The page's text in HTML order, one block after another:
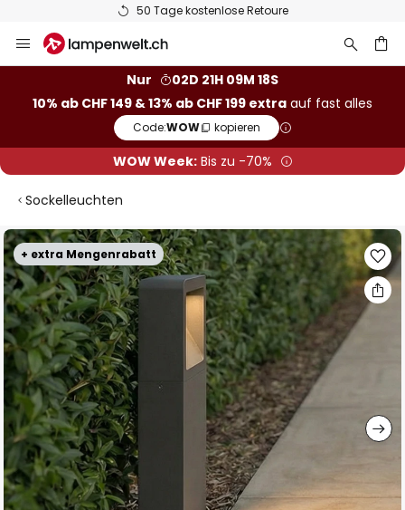
50 Tage kostenlose Retoure
Inhalt
Nur
02D 21H 09M 17S
10% ab CHF 149 & 13% ab CHF 199 extra auf fast alles
Code:WOW kopieren
WOW Week:Bis zu -70%
Sockelleuchten
+ extra Mengenrabatt
Zum
Ende
der
Bildgalerie
springen